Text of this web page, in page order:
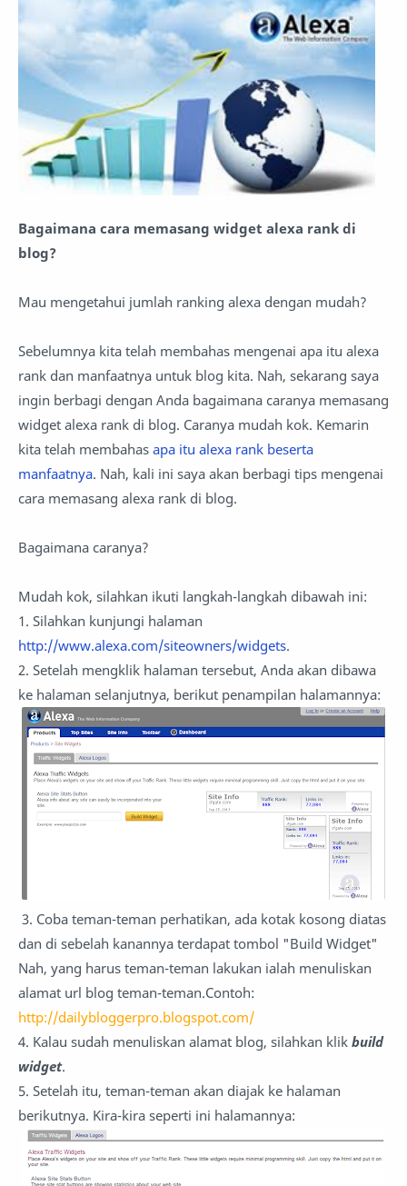
Bagaimana cara memasang widget alexa rank di
blog?
Mau mengetahui jumlah ranking alexa dengan mudah?
Sebelumnya kita telah membahas mengenai apa itu alexa
rank dan manfaatnya untuk blog kita. Nah, sekarang saya
ingin berbagi dengan Anda bagaimana caranya memasang
widget alexa rank di blog. Caranya mudah kok. Kemarin
kita telah membahas apa itu alexa rank beserta
manfaatnya. Nah, kali ini saya akan berbagi tips mengenai
cara memasang alexa rank di blog.
Bagaimana caranya?
Mudah kok, silahkan ikuti langkah-langkah dibawah ini:
1. Silahkan kunjungi halaman
http://www.alexa.com/siteowners/widgets.
2. Setelah mengklik halaman tersebut, Anda akan dibawa
ke halaman selanjutnya, berikut penampilan halamannya:
3. Coba teman-teman perhatikan, ada kotak kosong diatas
dan di sebelah kanannya terdapat tombol "Build Widget"
Nah, yang harus teman-teman lakukan ialah menuliskan
alamat url blog teman-teman.Contoh:
http://dailybloggerpro.blogspot.com/
4. Kalau sudah menuliskan alamat blog, silahkan klik build
widget.
5. Setelah itu, teman-teman akan diajak ke halaman
berikutnya. Kira-kira seperti ini halamannya: